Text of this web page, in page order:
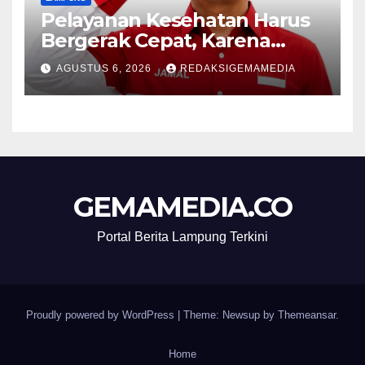
Pelayanan Kesehatan Harus
Bergerak Cepat, Karena
Nyawa Tidak Bisa Menunggu
AGUSTUS 6, 2026 REDAKSIGEMAMEDIA
GEMAMEDIA.CO
Portal Berita Lampung Terkini
Proudly powered by WordPress Theme: Newsup by Themeansar.
Home